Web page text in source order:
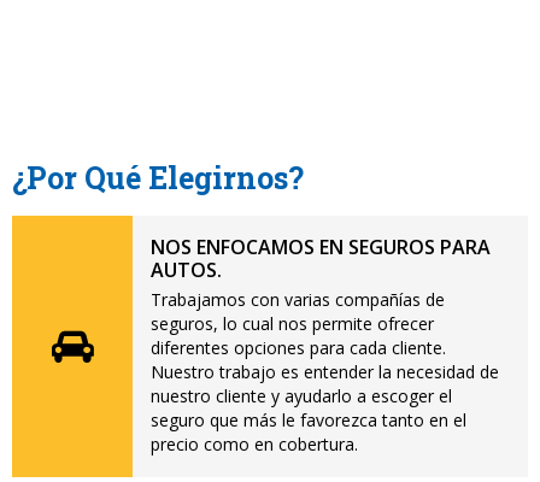
¿Por Qué Elegirnos?
NOS ENFOCAMOS EN SEGUROS PARA
AUTOS.
Trabajamos con varias compañías de
seguros, lo cual nos permite ofrecer
diferentes opciones para cada cliente.
Nuestro trabajo es entender la necesidad de
nuestro cliente y ayudarlo a escoger el
seguro que más le favorezca tanto en el
precio como en cobertura.